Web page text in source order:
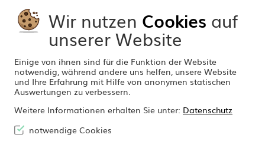
Wir nutzen Cookies auf
unserer Website
Einige von ihnen sind für die Funktion der Website
notwendig, während andere uns helfen, unsere Website
und Ihre Erfahrung mit Hilfe von anonymen statischen
Auswertungen zu verbessern.
Weitere Informationen erhalten Sie unter: Datenschutz
notwendige Cookies